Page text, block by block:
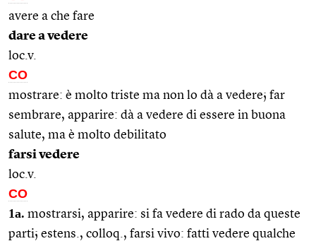
avere a che fare
dare a vedere
loc.v.
CO
mostrare: è molto triste ma non lo dà a vedere; far
sembrare, apparire: dà a vedere di essere in buona
salute, ma è molto debilitato
farsi vedere
loc.v.
CO
1a. mostrarsi, apparire: si fa vedere di rado da queste
parti; estens., colloq., farsi vivo: fatti vedere qualche